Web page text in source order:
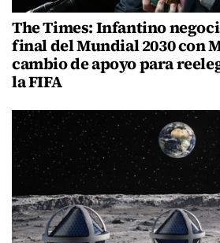
The Times: Infantino
final del Mundial 2030 con
cambio de apoyo para
la FIFA